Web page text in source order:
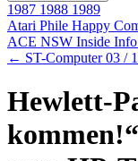
1987 1988 1989
Atari Phile Happy
ACE NSW Inside Info
← ST-Computer 03 /
Hewlett-